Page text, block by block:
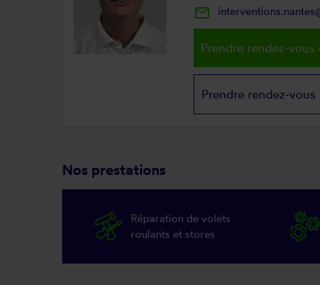
mail_outline
Prendre rendez-vous
Prendre rendez-vous
Nos prestations
Réparation de volets
roulants et stores